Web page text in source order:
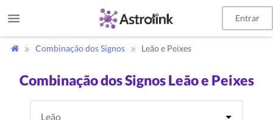
Entrar
Combinação dos Signos Leão e Peixes
Combinação dos Signos Leão e Peixes